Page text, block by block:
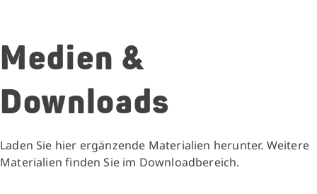
Medien &
Downloads
Laden Sie hier ergänzende Materialien herunter. Weitere
Materialien finden Sie im Downloadbereich.